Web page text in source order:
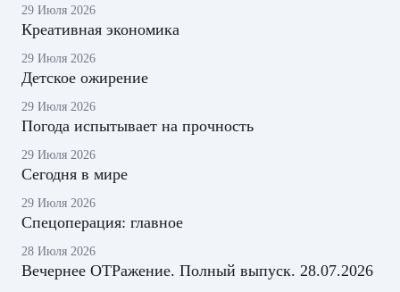
29 Июля 2026
Креативная экономика
29 Июля 2026
Детское ожирение
29 Июля 2026
Погода испытывает на прочность
29 Июля 2026
Сегодня в мире
29 Июля 2026
Спецоперация: главное
28 Июля 2026
Вечернее ОТРажение. Полный выпуск. 28.07.2026